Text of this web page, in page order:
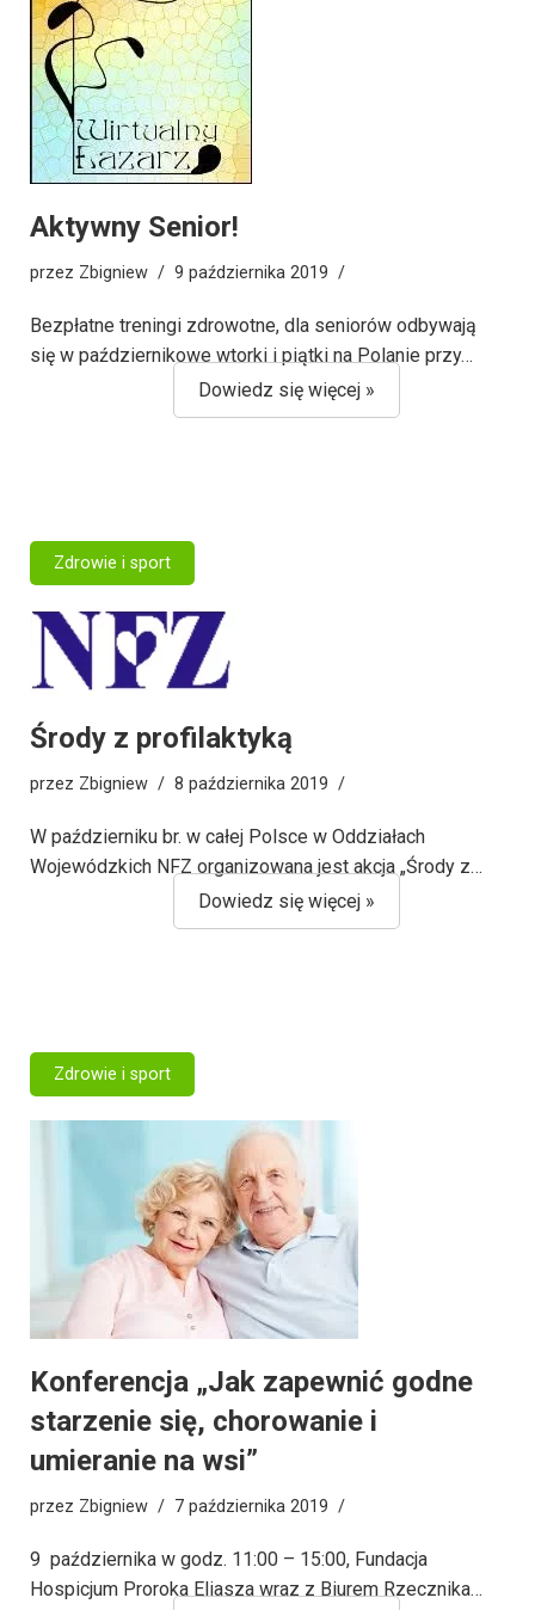
Aktywny Senior!
przez Zbigniew 9 października 2019
Bezpłatne treningi zdrowotne, dla seniorów odbywają
się w październikowe wtorki i piątki na Polanie przy…
Dowiedz się więcej »
Środy z profilaktyką
przez Zbigniew 8 października 2019
Zdrowie i sport
W październiku br. w całej Polsce w Oddziałach
Wojewódzkich NFZ organizowana jest akcja „Środy z…
Dowiedz się więcej »
Konferencja „Jak zapewnić godne
starzenie się, chorowanie i
umieranie na wsi”
przez Zbigniew 7 października 2019
Zdrowie i sport
9 października w godz. 11:00 – 15:00, Fundacja
Hospicjum Proroka Eliasza wraz z Biurem Rzecznika…